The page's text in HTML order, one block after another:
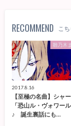
RECOMMEND こ
雛乃木
2017.8.16
【至極の名曲】シャ
「恐山ル・ヴォワー
♪ 誕生裏話にも…